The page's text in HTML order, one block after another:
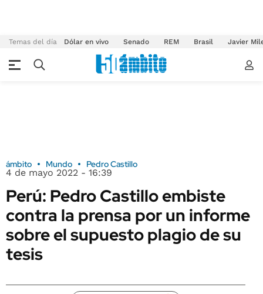
Temas del día Dólar en vivo Senado REM Brasil Javier
ámbito Mundo Pedro Castillo
4 de mayo 2022 - 16:39
Perú: Pedro Castillo embiste
contra la prensa por un informe
sobre el supuesto plagio de su
tesis